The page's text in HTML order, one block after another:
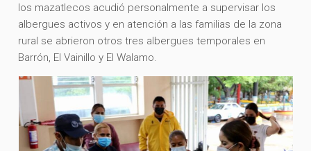
los mazatlecos acudió personalmente a supervisar los
albergues activos y en atención a las familias de la zona
rural se abrieron otros tres albergues temporales en
Barrón, El Vainillo y El Walamo.